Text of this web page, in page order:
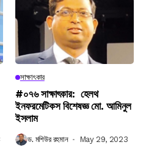
সাক্ষাৎকার
#০৭৬ সাক্ষাৎকার: হেলথ
ইনফরমেটিকস বিশেষজ্ঞ মো. আমিনুল
ইসলাম
ড. মশিউর রহমান May 29, 2023